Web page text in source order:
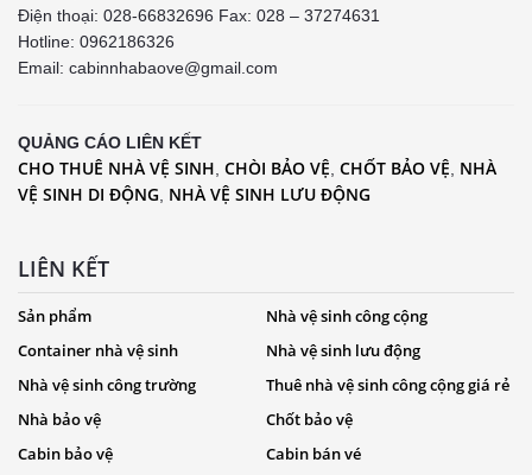
Điện thoại: 028-66832696 Fax: 028 – 37274631
Hotline: 0962186326
Email: cabinnhabaove@gmail.com
QUẢNG CÁO LIÊN KẾT
CHO THUÊ NHÀ VỆ SINH CHÒI BẢO VỆ CHỐT BẢO VỆ NHÀ
VỆ SINH DI ĐỘNG NHÀ VỆ SINH LƯU ĐỘNG
LIÊN KẾT
Sản phẩm
Nhà vệ sinh công cộng
Container nhà vệ sinh
Nhà vệ sinh lưu động
Nhà vệ sinh công trường
Thuê nhà vệ sinh công cộng giá rẻ
Nhà bảo vệ
Chốt bảo vệ
Cabin bảo vệ
Cabin bán vé